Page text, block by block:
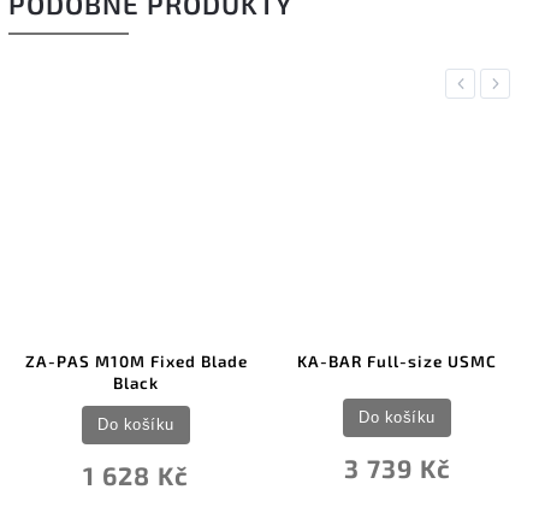
Previous
ZA-PAS M10M Fixed Blade
Black
1 628 Kč
Do košíku
KA-BAR Full-size USMC
3 739 Kč
Do košíku
Next